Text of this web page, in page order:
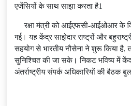
एजेंसियों के साथ साझा करता है1
रक्षा मंत्री को आईएफसी-आईओआर के
गई। यह केंद्र साझेदार राष्‍ट्रों और
सहयोग से भारतीय नौसेना ने शुरू किया है,
सुनिश्चित की जा सके। निकट भविष्‍य में
अंतर्राष्‍ट्रीय संपर्क अधिकारियों की बैठक